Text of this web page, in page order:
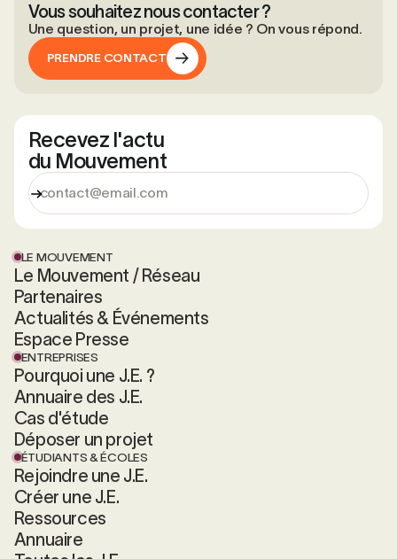
Vous souhaitez nous contacter ?
Une question, un projet, une idée ? On vous répond.
PRENDRE CONTACT
Recevez l'actu
du Mouvement
LE MOUVEMENT
Le Mouvement / Réseau
Partenaires
Actualités & Événements
Espace Presse
ENTREPRISES
Pourquoi une J.E. ?
Annuaire des J.E.
Cas d'étude
Déposer un projet
ÉTUDIANTS & ÉCOLES
Rejoindre une J.E.
Créer une J.E.
Ressources
Annuaire